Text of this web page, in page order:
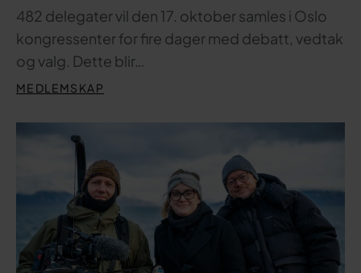
482 delegater vil den 17. oktober samles i Oslo
kongressenter for fire dager med debatt, vedtak
og valg. Dette blir…
MEDLEMSKAP